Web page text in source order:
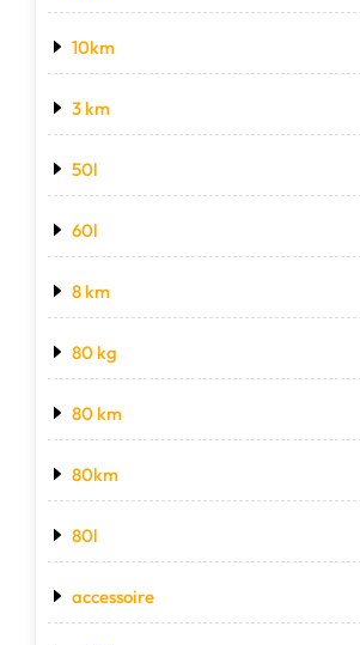
10km
3 km
50l
60l
8 km
80 kg
80 km
80km
80l
accessoire